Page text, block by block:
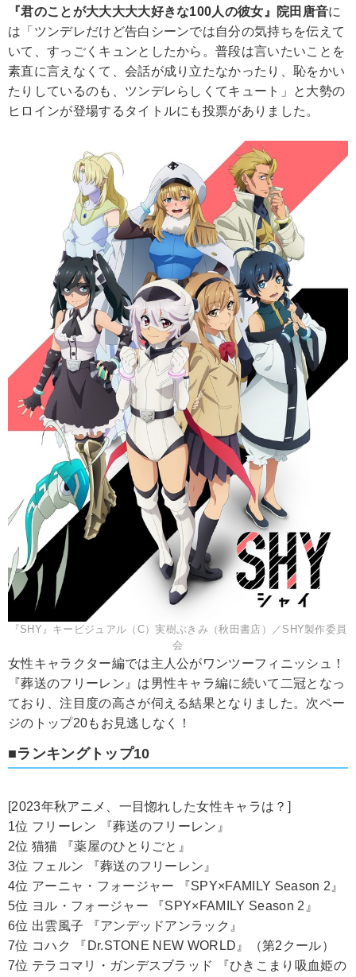
『君のことが大大大大大好きな100人の彼女』院田唐音に
は「ツンデレだけど告白シーンでは自分の気持ちを伝えて
いて、すっごくキュンとしたから。普段は言いたいことを
素直に言えなくて、会話が成り立たなかったり、恥をかい
たりしているのも、ツンデレらしくてキュート」と大勢の
ヒロインが登場するタイトルにも投票がありました。
『SHY』キービジュアル（C）実樹ぶきみ（秋田書店）／SHY製作委員
会
女性キャラクター編では主人公がワンツーフィニッシュ！
『葬送のフリーレン』は男性キャラ編に続いて二冠となっ
ており、注目度の高さが伺える結果となりました。次ペー
ジのトップ20もお見逃しなく！
■ランキングトップ10
[2023年秋アニメ、一目惚れした女性キャラは？]
1位 フリーレン 『葬送のフリーレン』
2位 猫猫 『薬屋のひとりごと』
3位 フェルン 『葬送のフリーレン』
4位 アーニャ・フォージャー 『SPY×FAMILY Season 2』
5位 ヨル・フォージャー 『SPY×FAMILY Season 2』
6位 出雲風子 『アンデッドアンラック』
7位 コハク 『Dr.STONE NEW WORLD』（第2クール）
7位 テラコマリ・ガンデスブラッド 『ひきこまり吸血姫の